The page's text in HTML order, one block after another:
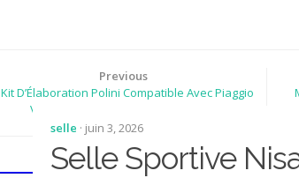
Previous
Kit D’Élaboration Polini Compatible Avec Piaggio
Vespa Primavera 50 4T IGET 2026
selle · juin 3, 2026
Selle Sportive